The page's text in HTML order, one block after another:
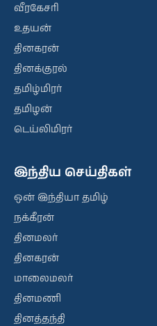
வீரகேசரி
உதயன்
தினகரன்
தினக்குரல்
தமிழ்மிரர்
தமிழன்
டெய்லிமிரர்
இந்திய செய்திகள்
ஒன் இந்தியா தமிழ்
நக்கீரன்
தினமலர்
தினகரன்
மாலைமலர்
தினமணி
தினத்தந்தி